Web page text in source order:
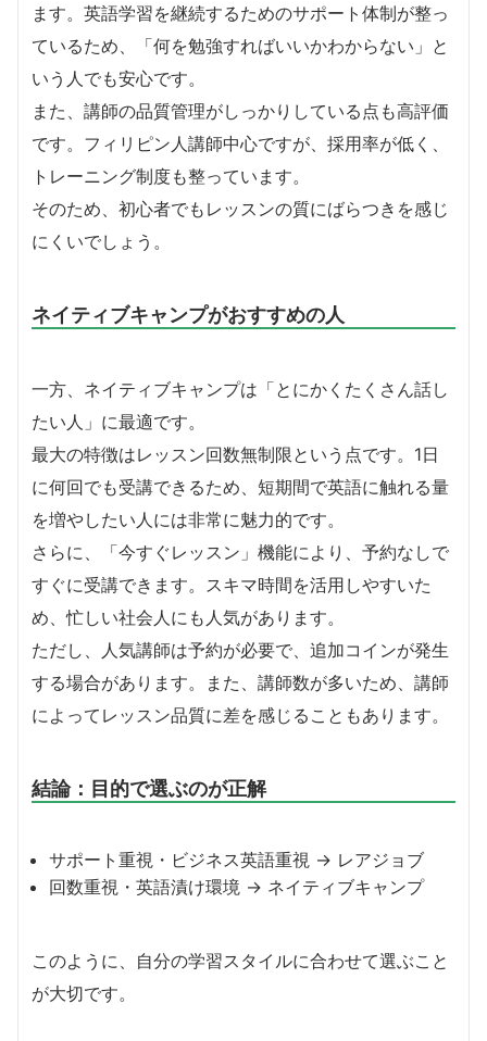
ます。英語学習を継続するためのサポート体制が整っ
ているため、「何を勉強すればいいかわからない」と
いう人でも安心です。
また、講師の品質管理がしっかりしている点も高評価
です。フィリピン人講師中心ですが、採用率が低く、
トレーニング制度も整っています。
そのため、初心者でもレッスンの質にばらつきを感じ
にくいでしょう。
ネイティブキャンプがおすすめの人
一方、ネイティブキャンプは「とにかくたくさん話し
たい人」に最適です。
最大の特徴はレッスン回数無制限という点です。1日
に何回でも受講できるため、短期間で英語に触れる量
を増やしたい人には非常に魅力的です。
さらに、「今すぐレッスン」機能により、予約なしで
すぐに受講できます。スキマ時間を活用しやすいた
め、忙しい社会人にも人気があります。
ただし、人気講師は予約が必要で、追加コインが発生
する場合があります。また、講師数が多いため、講師
によってレッスン品質に差を感じることもあります。
結論：目的で選ぶのが正解
サポート重視・ビジネス英語重視 → レアジョブ
回数重視・英語漬け環境 → ネイティブキャンプ
このように、自分の学習スタイルに合わせて選ぶこと
が大切です。